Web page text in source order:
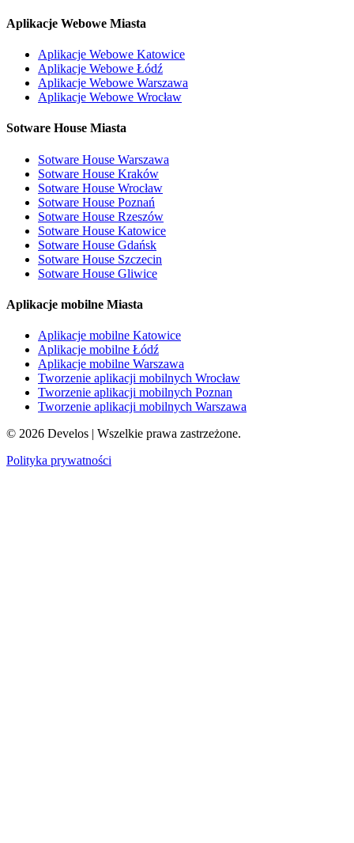
Aplikacje Webowe Miasta
Aplikacje Webowe Katowice
Aplikacje Webowe Łódź
Aplikacje Webowe Warszawa
Aplikacje Webowe Wrocław
Sotware House Miasta
Sotware House Warszawa
Sotware House Kraków
Sotware House Wrocław
Sotware House Poznań
Sotware House Rzeszów
Sotware House Katowice
Sotware House Gdańsk
Sotware House Szczecin
Sotware House Gliwice
Aplikacje mobilne Miasta
Aplikacje mobilne Katowice
Aplikacje mobilne Łódź
Aplikacje mobilne Warszawa
Tworzenie aplikacji mobilnych Wrocław
Tworzenie aplikacji mobilnych Poznan
Tworzenie aplikacji mobilnych Warszawa
© 2026 Develos | Wszelkie prawa zastrzeżone.
Polityka prywatności